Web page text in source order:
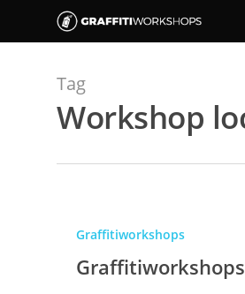
Tag
Workshop
Graffitiworkshops
Graffitiworkshops